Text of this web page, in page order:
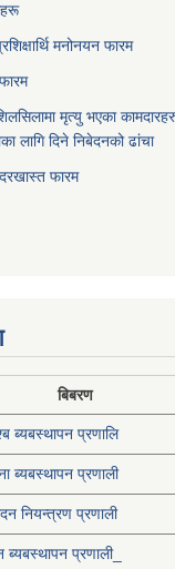
मनोनयन फारम
मृत्यु भएका
लागि दिने निबेदनको ढांचा
फारम
बिबरण
ब्यबस्थापन प्रणालि
ब्यबस्थापन प्रणाली
नियन्त्रण प्रणाली
ब्यबस्थापन प्रणाली_